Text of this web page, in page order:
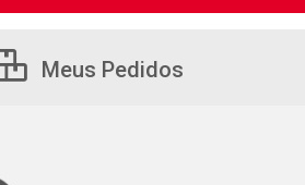
Meus Pedidos